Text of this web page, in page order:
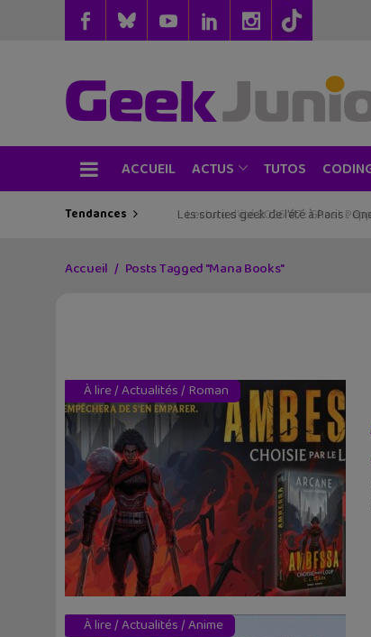
ACCUEIL ACTUS TUTOS
Tendances Les sorties geek de l’été à Paris :
Accueil Posts Tagged "Mana Books"
À lire/Actualités/ Roman
À lire/Actualités/Anime